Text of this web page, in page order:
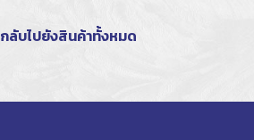
กลับไปยังสินค้าทั้งหมด